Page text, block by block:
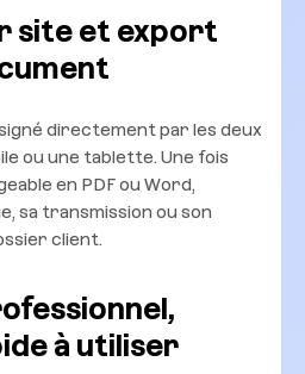
site et export
directement par les deux
ou une tablette. Une fois
en PDF ou Word,
sa transmission ou son
client.
à utiliser